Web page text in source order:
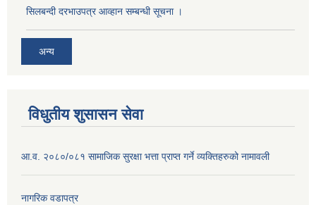
सिलबन्दी दरभाउपत्र आव्हान सम्बन्धी सूचना ।
अन्य
विधुतीय शुसासन सेवा
आ.व. २०८०/०८१ सामाजिक सुरक्षा भत्ता प्राप्त गर्ने व्यक्तिहरुको नामावली
नागरिक वडापत्र